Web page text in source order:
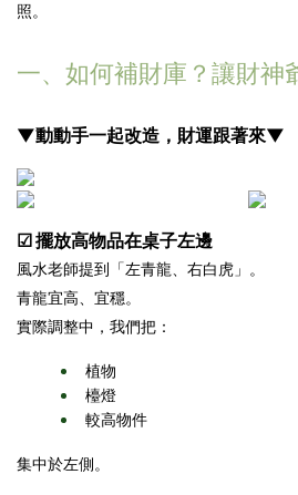
照。
一、如何補財庫？讓財神
▼動動手一起改造，財運跟著來▼
☑ 擺放高物品在桌子左邊
風水老師提到「左青龍、右白虎」。
青龍宜高、宜穩。
實際調整中，我們把：
植物
檯燈
較高物件
集中於左側。